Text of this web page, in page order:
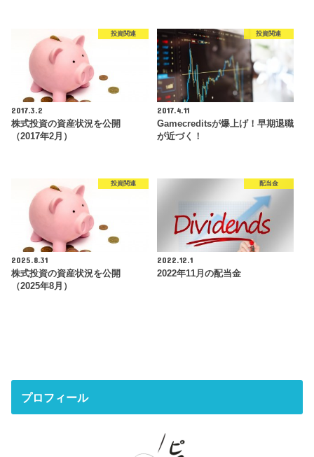
投資関連
2017.3.2
株式投資の資産状況を公開
（2017年2月）
投資関連
2017.4.11
Gamecreditsが爆上げ！早期退職
が近づく！
投資関連
2025.8.31
株式投資の資産状況を公開
（2025年8月）
配当金
2022.12.1
2022年11月の配当金
プロフィール